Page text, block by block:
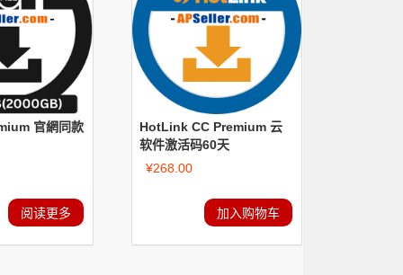
官網同款
阅读更多
HotLink CC Premium 云
软件激活码60天
¥268.00
加入购物车